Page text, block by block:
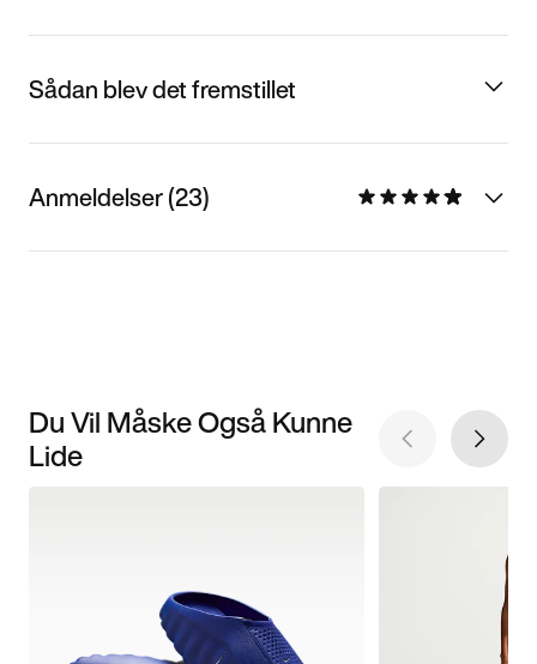
Sådan blev det fremstillet
Anmeldelser (23)
Du Vil Måske Også Kunne
Lide